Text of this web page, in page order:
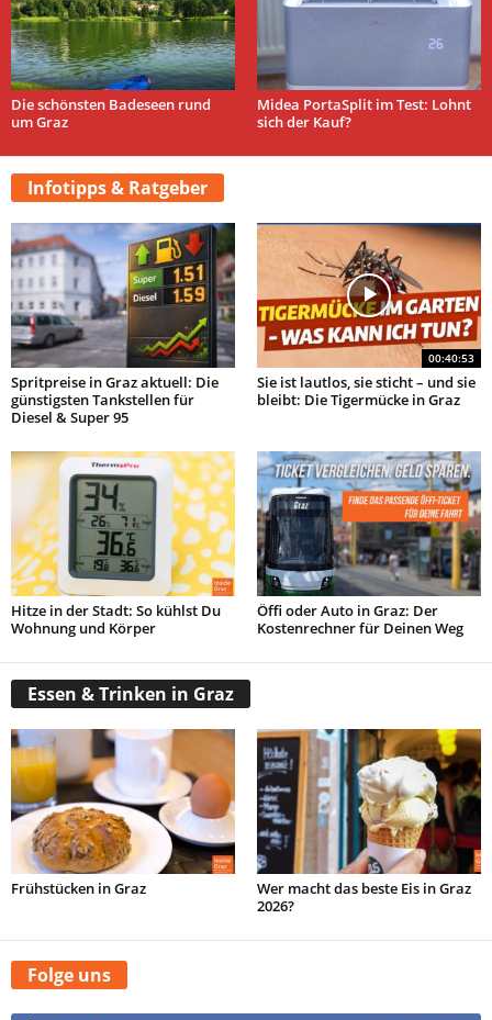
Die schönsten Badeseen rund
um Graz
Midea PortaSplit im Test: Lohnt
sich der Kauf?
Infotipps & Ratgeber
Spritpreise in Graz aktuell: Die
günstigsten Tankstellen für
Diesel & Super 95
00:40:53
Sie ist lautlos, sie sticht – und sie
bleibt: Die Tigermücke in Graz
Hitze in der Stadt: So kühlst Du
Wohnung und Körper
Öffi oder Auto in Graz: Der
Kostenrechner für Deinen Weg
Essen & Trinken in Graz
Frühstücken in Graz
Wer macht das beste Eis in Graz
2026?
Folge uns